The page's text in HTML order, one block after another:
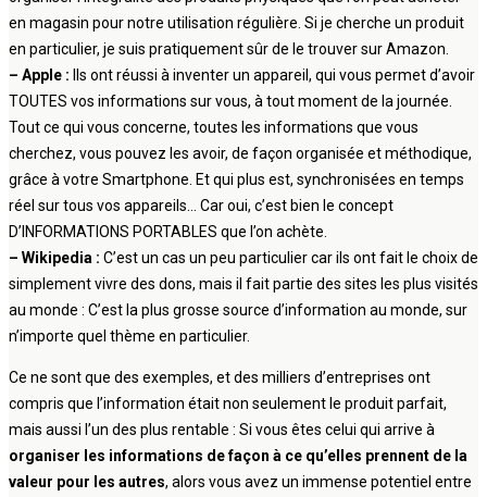
en magasin pour notre utilisation régulière. Si je cherche un produit
en particulier, je suis pratiquement sûr de le trouver sur Amazon.
– Apple : Ils ont réussi à inventer un appareil, qui vous permet d’avoir
TOUTES vos informations sur vous, à tout moment de la journée.
Tout ce qui vous concerne, toutes les informations que vous
cherchez, vous pouvez les avoir, de façon organisée et méthodique,
grâce à votre Smartphone. Et qui plus est, synchronisées en temps
réel sur tous vos appareils… Car oui, c’est bien le concept
D’INFORMATIONS PORTABLES que l’on achète.
– Wikipedia : C’est un cas un peu particulier car ils ont fait le choix de
simplement vivre des dons, mais il fait partie des sites les plus visités
au monde : C’est la plus grosse source d’information au monde, sur
n’importe quel thème en particulier.
Ce ne sont que des exemples, et des milliers d’entreprises ont
compris que l’information était non seulement le produit parfait,
mais aussi l’un des plus rentable : Si vous êtes celui qui arrive à
organiser les informations de façon à ce qu’elles prennent de la
valeur pour les autres, alors vous avez un immense potentiel entre